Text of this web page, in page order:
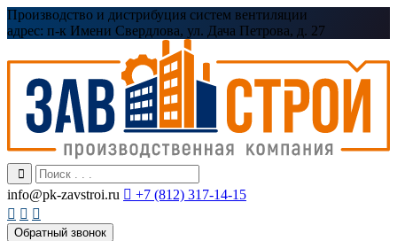
Производство и дистрибуция систем вентиляции
адрес: п-к Имени Свердлова, ул. Дача Петрова, д. 27
info@pk-zavstroi.ru  +7 (812) 317-14-15
  
Обратный звонок